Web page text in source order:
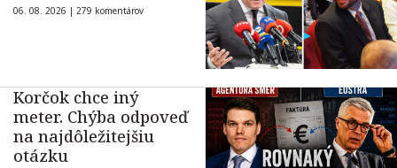
06. 08. 2026 | 279 komentárov
Korčok chce iný
meter. Chýba odpoveď
na najdôležitejšiu
otázku